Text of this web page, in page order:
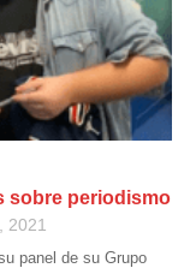
sobre periodismo
2021
panel de su Grupo